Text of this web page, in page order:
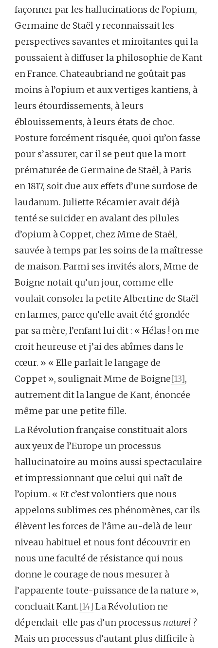
façonner par les hallucinations de l’opium,
Germaine de Staël y reconnaissait les
perspectives savantes et miroitantes qui la
poussaient à diffuser la philosophie de Kant
en France. Chateaubriand ne goûtait pas
moins à l’opium et aux vertiges kantiens, à
leurs étourdissements, à leurs
éblouissements, à leurs états de choc.
Posture forcément risquée, quoi qu’on fasse
pour s’assurer, car il se peut que la mort
prématurée de Germaine de Staël, à Paris
en 1817, soit due aux effets d’une surdose de
laudanum. Juliette Récamier avait déjà
tenté se suicider en avalant des pilules
d’opium à Coppet, chez Mme de Staël,
sauvée à temps par les soins de la maîtresse
de maison. Parmi ses invités alors, Mme de
Boigne notait qu’un jour, comme elle
voulait consoler la petite Albertine de Staël
en larmes, parce qu’elle avait été grondée
par sa mère, l’enfant lui dit : « Hélas ! on me
croit heureuse et j’ai des abîmes dans le
cœur. » « Elle parlait le langage de
Coppet », soulignait Mme de Boigne[13],
autrement dit la langue de Kant, énoncée
même par une petite fille.
La Révolution française constituait alors
aux yeux de l’Europe un processus
hallucinatoire au moins aussi spectaculaire
et impressionnant que celui qui naît de
l’opium. « Et c’est volontiers que nous
appelons sublimes ces phénomènes, car ils
élèvent les forces de l’âme au-delà de leur
niveau habituel et nous font découvrir en
nous une faculté de résistance qui nous
donne le courage de nous mesurer à
l’apparente toute-puissance de la nature »,
concluait Kant.[14] La Révolution ne
dépendait-elle pas d’un processus naturel ?
Mais un processus d’autant plus difficile à